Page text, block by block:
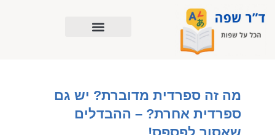
לתוכן
מה זה ספרדית מדוברת? יש גם
ספרדית אחרת? – ההבדלים